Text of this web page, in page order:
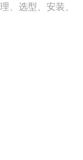
、选型、安装、